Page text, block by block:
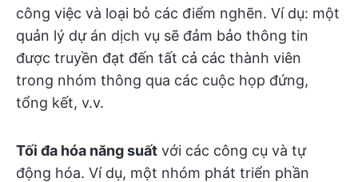
công việc và loại bỏ các điểm nghẽn. Ví dụ: một
quản lý dự án dịch vụ sẽ đảm bảo thông tin
được truyền đạt đến tất cả các thành viên
trong nhóm thông qua các cuộc họp đứng,
tổng kết, v.v.
Tối đa hóa năng suất với các công cụ và tự
động hóa. Ví dụ, một nhóm phát triển phần